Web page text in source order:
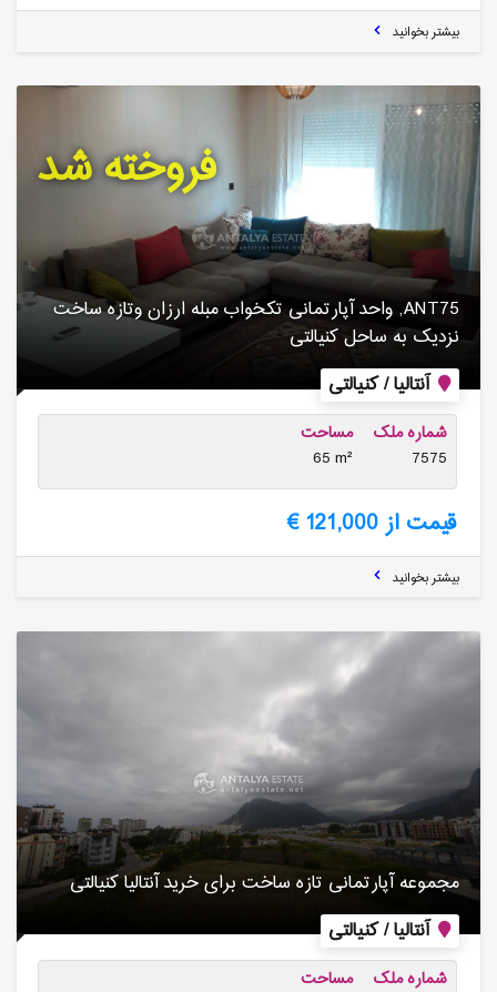
بیشتر بخوانید
آنتالیا / کنیالتی
ANT75, واحد آپارتمانی تکخواب مبله ارزان وتازه ساخت
نزدیک به ساحل کنیالتی
شماره ملک
7575
مساحت
65 m²
قیمت از 121,000 €
فروخته شد
بیشتر بخوانید
آنتالیا / کنیالتی
مجموعه آپارتمانی تازه ساخت برای خرید آنتالیا کنیالتی
شماره ملک
مساحت